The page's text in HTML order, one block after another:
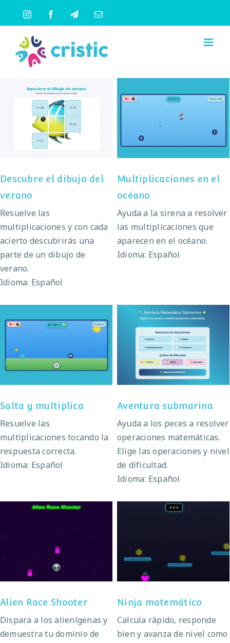
contenido
InstagramFacebookTelegramCorreo
Descubre el dibujo del
verano
Descubre el dibujo del
verano
Resuelve las
multiplicaciones y con cada
acierto descubrirás una
parte de un dibujo de
verano.
Idioma: Español
Multiplicaciones en el
océano
Multiplicaciones en el
océano
Ayuda a la sirena a resolver
las multiplicaciones que
aparecen en el océano.
Idioma: Español
Salta y multiplica
Resuelve las
multiplicaciones tocando la
respuesta correcta.
Idioma: Español
Aventura submarina
Aventura submarina
Ayuda a los peces a resolver
operaciones matemáticas.
Elige las operaciones y nivel
de dificultad.
Idioma: Español
Alien Race Shooter
Alien Race Shooter
Dispara a los alienígenas y
demuestra tu dominio de
Ninja matemático
Ninja matemático
Calcula rápido, responde
bien y avanza de nivel como